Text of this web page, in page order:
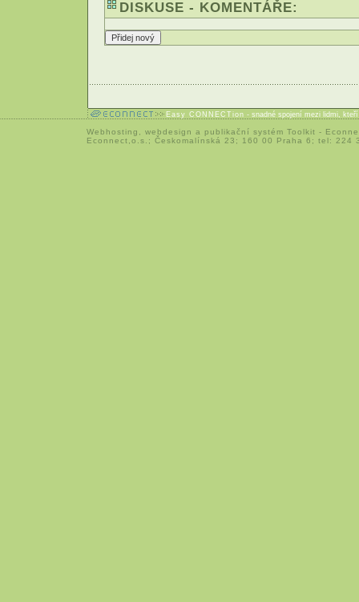
DISKUSE - KOMENTÁŘE:
Easy CONNECTion - snadné spojení mezi lidmi,
Webhosting webdesign a publikační systém Toolkit -
Econnect,o.s.; Českomalínská 23; 160 00 Praha 6; tel: 224